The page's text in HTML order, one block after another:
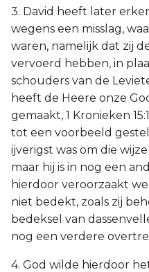
3. David heeft later
wegens een misslag,
waren, namelijk dat zij
vervoerd hebben, in
schouders van de
heeft de Heere onze
gemaakt, 1 Kronieken
tot een voorbeeld
ijverigst was om die
maar hij is in nog een
hierdoor veroorzaakt
niet bedekt, zoals zij
bedeksel van
nog een verdere
4. God wilde hierdoor